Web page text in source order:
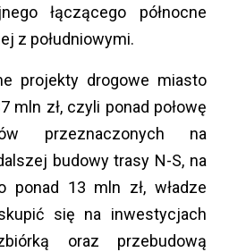
łączącego północne
z południowymi.
projekty drogowe miasto
mln zł, czyli ponad połowę
przeznaczonych na
budowy trasy N-S, na
ponad 13 mln zł, władze
się na inwestycjach
oraz przebudową